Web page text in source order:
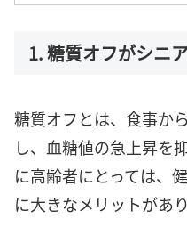
1. 糖質オフがシニ
糖質オフとは、食事か
し、血糖値の急上昇を
に高齢者にとっては、
に大きなメリットがあり